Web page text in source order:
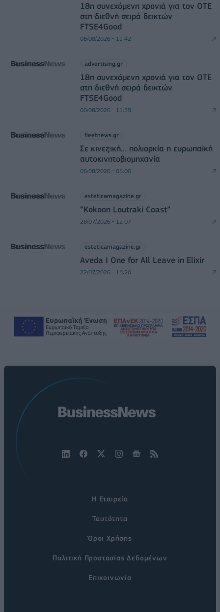
18η συνεχόμενη χρονιά για τον ΟΤΕ
στη διεθνή σειρά δεικτών
FTSE4Good
06/08/2026 - 11:42
advertising.gr
18η συνεχόμενη χρονιά για τον ΟΤΕ
στη διεθνή σειρά δεικτών
FTSE4Good
06/08/2026 - 11:39
fleetnews.gr
Σε κινεζική… πολιορκία η ευρωπαϊκή
αυτοκινητοβιομηχανία
06/08/2026 - 05:00
esteticamagazine.gr
“Kokoon Loutraki Coast”
28/07/2026 - 12:07
esteticamagazine.gr
Aveda I One for All Leave in Elixir
22/07/2026 - 13:20
Η Εταιρεία
Ταυτότητα
Όροι Χρήσης
Πολιτική Προστασίας Δεδομένων
Επικοινωνία